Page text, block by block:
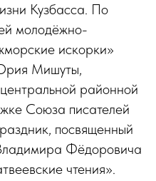
Кузбасса. По
молодёжно-
искорки»
Мишуты,
районной
Союза писателей
посвященный
Фёдоровича
чтения».